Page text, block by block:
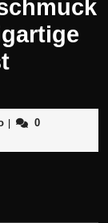
elsotanosellado
|
0